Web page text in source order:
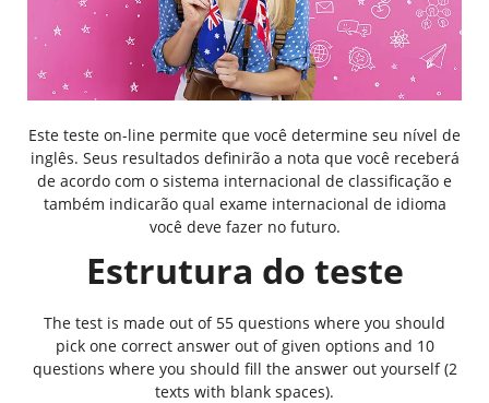
Este teste on-line permite que você determine seu nível de
inglês. Seus resultados definirão a nota que você receberá
de acordo com o sistema internacional de classificação e
também indicarão qual exame internacional de idioma
você deve fazer no futuro.
Estrutura do teste
The test is made out of 55 questions where you should
pick one correct answer out of given options and 10
questions where you should fill the answer out yourself (2
texts with blank spaces).